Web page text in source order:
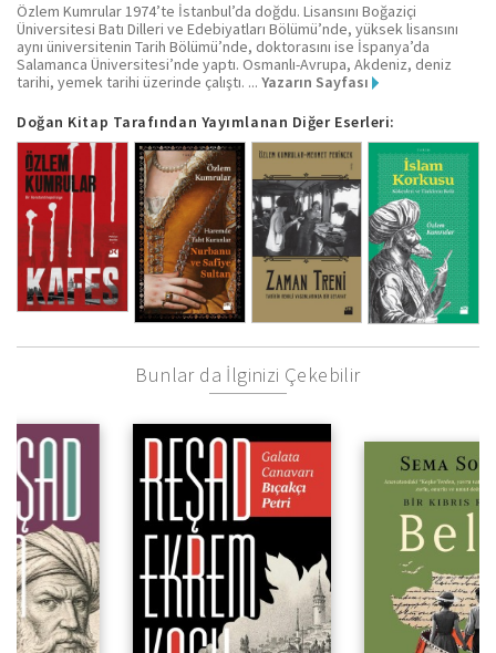
Özlem Kumrular 1974’te İstanbul’da doğdu. Lisansını Boğaziçi
Üniversitesi Batı Dilleri ve Edebiyatları Bölümü’nde, yüksek lisansını
aynı üniversitenin Tarih Bölümü’nde, doktorasını ise İspanya’da
Salamanca Üniversitesi’nde yaptı. Osmanlı-Avrupa, Akdeniz, deniz
tarihi, yemek tarihi üzerinde çalıştı. ... Yazarın Sayfası
Doğan Kitap Tarafından Yayımlanan Diğer Eserleri:
Bunlar da İlginizi Çekebilir
Bir Kıbrıs Romanı